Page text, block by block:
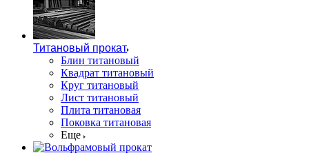
Титановый прокат
Блин титановый
Квадрат титановый
Круг титановый
Лист титановый
Плита титановая
Поковка титановая
Еще